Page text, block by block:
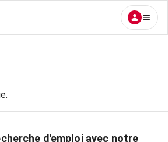
d'emploi avec notre